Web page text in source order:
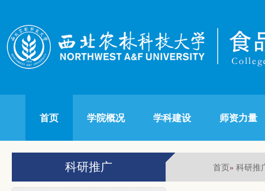
首页 学院概况 学科建设 师资力量
科研推广 首页» 科研推